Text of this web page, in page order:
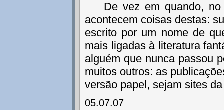
De vez em quando,
acontecem coisas destas:
escrito por um nome de
mais ligadas à literatura
alguém que nunca passou
muitos outros: as
versão papel, sejam sites
05.07.07